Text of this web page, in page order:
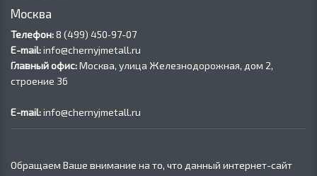
Москва
Телефон:8 (499) 450‑97-07
E-mail:info@chernyjmetall.ru
Главный офис:Москва, улица Железнодорожная, дом 2,
строение 36
E-mail:info@chernyjmetall.ru
Обращаем Ваше внимание на то, что данный интернет-сайт